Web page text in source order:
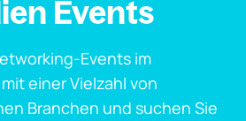
Events
Events im
einer Vielzahl von
Branchen und suchen Sie